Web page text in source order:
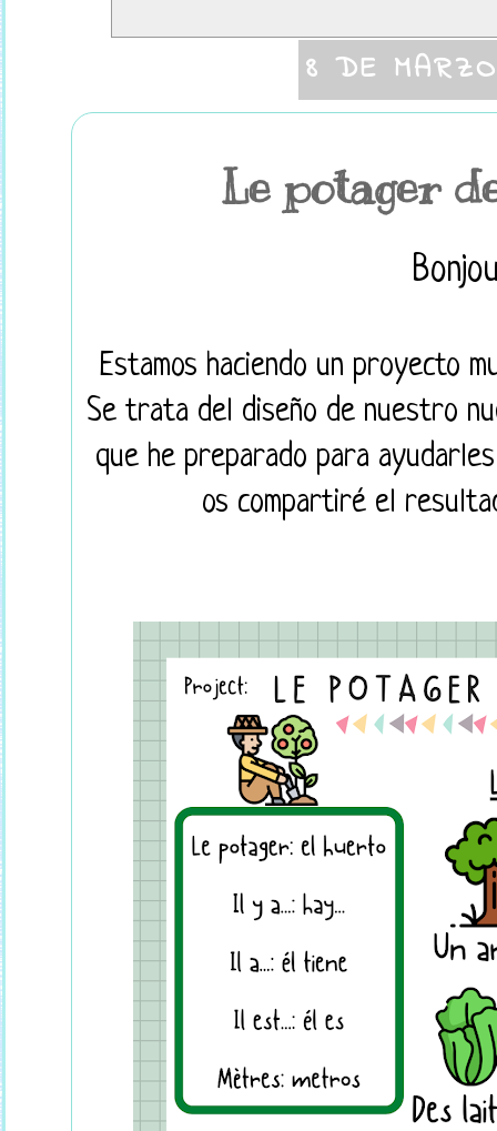
8 DE
Le potager
Estamos haciendo un proyecto
Se trata del diseño de nuestro
que he preparado para
os compartiré el